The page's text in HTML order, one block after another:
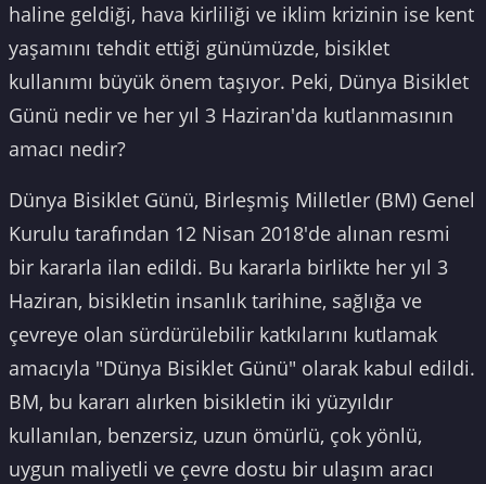
haline geldiği, hava kirliliği ve iklim krizinin ise kent
yaşamını tehdit ettiği günümüzde, bisiklet
kullanımı büyük önem taşıyor. Peki, Dünya Bisiklet
Günü nedir ve her yıl 3 Haziran'da kutlanmasının
amacı nedir?
Dünya Bisiklet Günü, Birleşmiş Milletler (BM) Genel
Kurulu tarafından 12 Nisan 2018'de alınan resmi
bir kararla ilan edildi. Bu kararla birlikte her yıl 3
Haziran, bisikletin insanlık tarihine, sağlığa ve
çevreye olan sürdürülebilir katkılarını kutlamak
amacıyla "Dünya Bisiklet Günü" olarak kabul edildi.
BM, bu kararı alırken bisikletin iki yüzyıldır
kullanılan, benzersiz, uzun ömürlü, çok yönlü,
uygun maliyetli ve çevre dostu bir ulaşım aracı